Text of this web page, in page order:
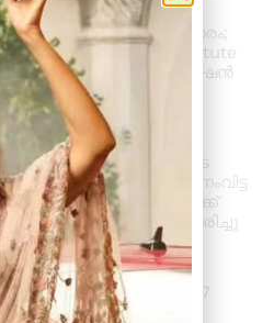
പ്രൊഫഷണൽ
അക്കൗണ്ടന്റാകാൻ അവസരം;
കിലിമാനൂരിൽ Elixer Institute
Of Accounting-ൽ അഡ്മിഷൻ
ആരംഭിച്ചു
August 6, 20263:37 pm
വാഹനം ഓടിക്കുന്നതിനിടെ
ഹൃദയാഘാതം; നിയന്ത്രണംവിട്ട
സ്കൂൾ ബസ് കെട്ടിടത്തിലേക്ക്
ഇടിച്ചുകയറി, ഡ്രൈവർ മരിച്ചു
August 5, 20267:39 pm
കനത്ത മഴ: ജില്ലയിൽ 1.77
കോടിയുടെ കൃഷിനാശം